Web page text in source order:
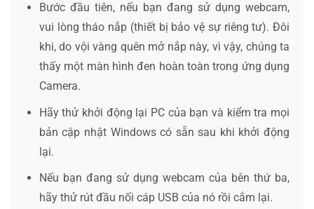
Bước đầu tiên, nếu bạn đang sử dụng webcam,
vui lòng tháo nắp (thiết bị bảo vệ sự riêng tư). Đôi
khi, do vội vàng quên mở nắp này, vì vậy, chúng ta
thấy một màn hình đen hoàn toàn trong ứng dụng
Camera.
Hãy thử khởi động lại PC của bạn và kiểm tra mọi
bản cập nhật Windows có sẵn sau khi khởi động
lại.
Nếu bạn đang sử dụng webcam của bên thứ ba,
hãy thử rút đầu nối cáp USB của nó rồi cắm lại.